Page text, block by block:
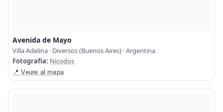
Avenida de Mayo
Villa Adelina · Diversos (Buenos Aires) · Argentina
Fotografia: Nicodos
📍 Veure al mapa